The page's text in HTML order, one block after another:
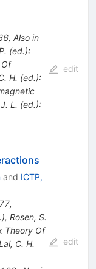
, Also in
(ed.):
H. (ed.):
L. (ed.):
edit
and ICTP,
,
Rosen, S.
Theory Of
C. H.
edit